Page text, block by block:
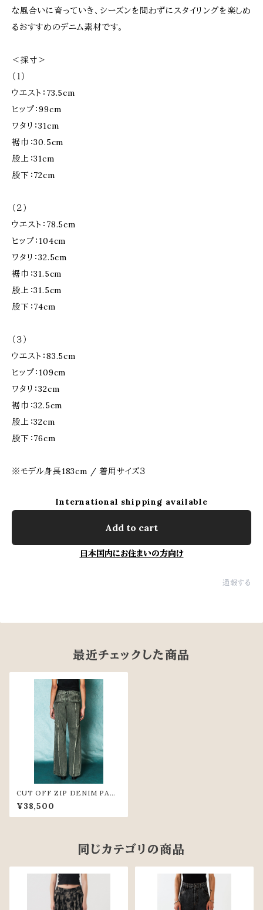
な風合いに育っていき、シーズンを問わずにスタイリングを楽しめ
るおすすめのデニム素材です。
＜採寸＞
（１）
ウエスト：73.5cm
ヒップ：99cm
ワタリ：31cm
裾巾：30.5cm
股上：31cm
股下：72cm
（２）
ウエスト：78.5cm
ヒップ：104cm
ワタリ：32.5cm
裾巾：31.5cm
股上：31.5cm
股下：74cm
（３）
ウエスト：83.5cm
ヒップ：109cm
ワタリ：32cm
裾巾：32.5cm
股上：32cm
股下：76cm
※モデル身長183cm / 着用サイズ３
International shipping available
Add to cart
日本国内にお住まいの方向け
通報する
最近チェックした商品
CUT OFF ZIP DENIM PAN
TS（GRY）
¥38,500
同じカテゴリの商品